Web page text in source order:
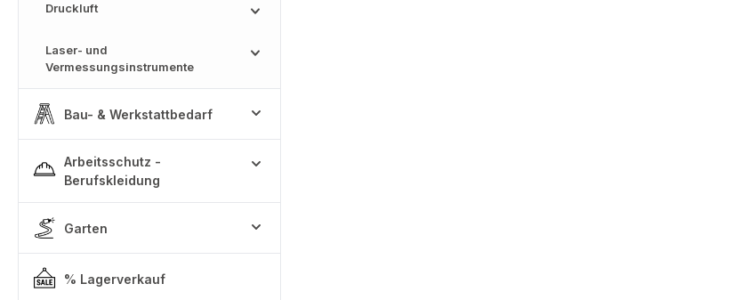
Druckluft
Laser- und
Vermessungsinstrumente
Bau- & Werkstattbedarf
Arbeitsschutz -
Berufskleidung
Garten
% Lagerverkauf